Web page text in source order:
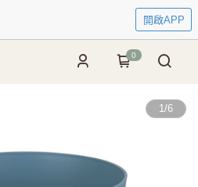
開啟APP
0
1/6